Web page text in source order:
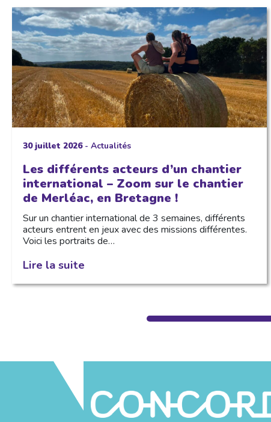
30 juillet 2026- Actualités
Les différents acteurs d’un chantier
international – Zoom sur le chantier
de Merléac, en Bretagne !
Sur un chantier international de 3 semaines, différents
acteurs entrent en jeux avec des missions différentes.
Voici les portraits de…
Lire la suite